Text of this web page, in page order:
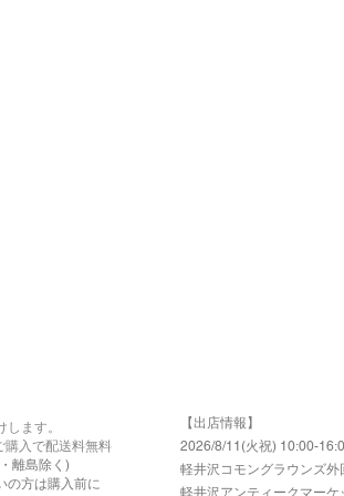
ます。
購入で配送料無料
離島除く)
の方は購入前に
【出店情報】
2026/8/11(火祝) 10:00-
軽井沢コモングラウンズ外
軽井沢アンティークマーケ